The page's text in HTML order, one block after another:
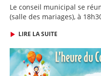
Le conseil municipal se
(salle des mariages), à
LIRE LA SUITE